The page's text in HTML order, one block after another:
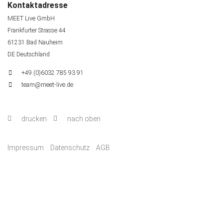
Kontaktadresse
MEET Live GmbH
Frankfurter Strasse 44
61231 Bad Nauheim
DE Deutschland
+49 (0)6032 785 93 91
team@meet-live.de
drucken nach oben
Impressum Datenschutz AGB